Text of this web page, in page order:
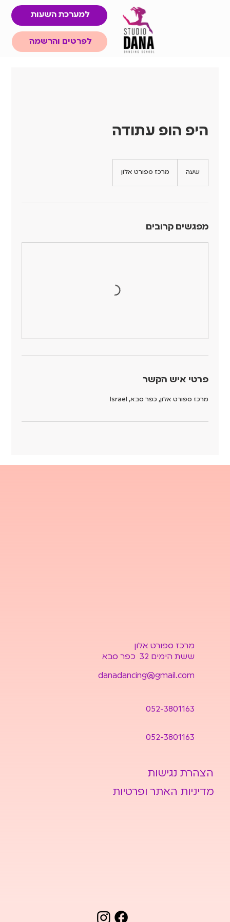
למערכת השעות
לפרטים והרשמה
היפ הופ עתודה
שעה מרכז ספורט אלון
מפגשים קרובים
פרטי איש הקשר
מרכז ספורט אלון, כפר סבא, Israel
052-3801163
052-3801163
מרכז ספורט אלון
ששת הימים 32 כפר סבא
danadancing@gmail.com
הצהרת נגישות
מדיניות האתר ופרטיות